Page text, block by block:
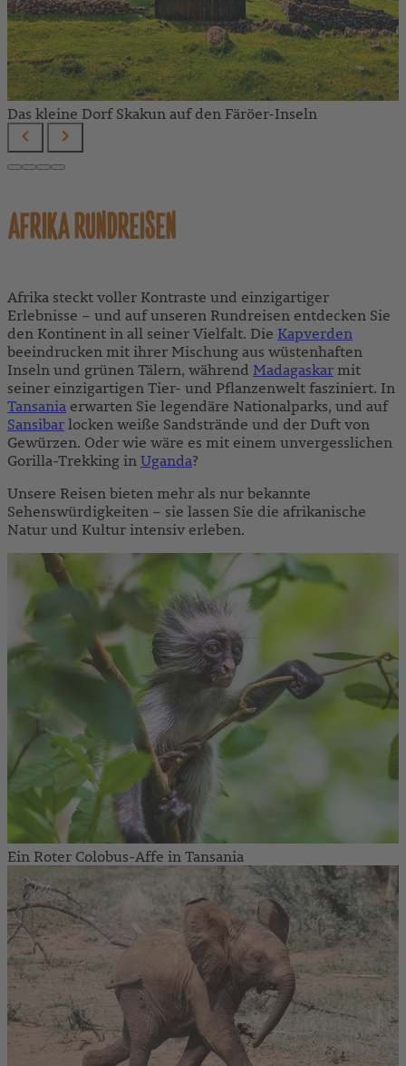
Das kleine Dorf Skakun auf den Färöer-Inseln
AFRIKA RUNDREISEN
Afrika steckt voller Kontraste und einzigartiger
Erlebnisse – und auf unseren Rundreisen entdecken Sie
den Kontinent in all seiner Vielfalt. Die Kapverden
beeindrucken mit ihrer Mischung aus wüstenhaften
Inseln und grünen Tälern, während Madagaskarmit
seiner einzigartigen Tier- und Pflanzenwelt fasziniert. In
Tansania erwarten Sie legendäre Nationalparks, und auf
Sansibarlocken weiße Sandstrände und der Duft von
Gewürzen. Oder wie wäre es mit einem unvergesslichen
Gorilla-Trekking inUganda?
Unsere Reisen bieten mehr als nur bekannte
Sehenswürdigkeiten – sie lassen Sie die afrikanische
Natur und Kultur intensiv erleben.
Ein Roter Colobus-Affe in Tansania